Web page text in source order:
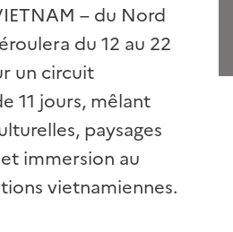
– du Nord
du 12 au 22
un circuit
11 jours, mêlant
paysages
immersion au
vietnamiennes.